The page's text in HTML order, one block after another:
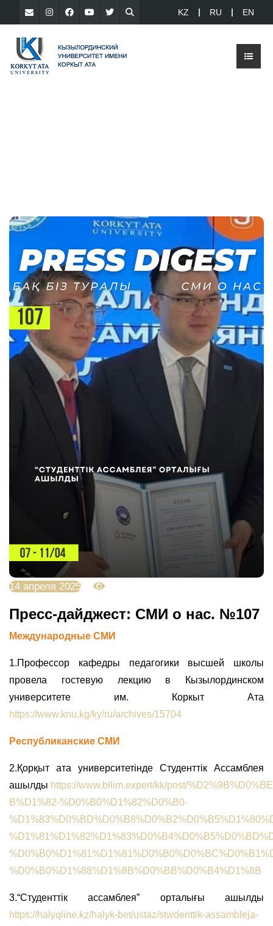
KZ RU EN
14 апреля 2025
Пресс-дайджест: СМИ о нас. №107
Международные СМИ
1.Профессор кафедры педагогики высшей школы
провела гостевую лекцию в Кызылординском
университете им. Коркыт Ата
https://www.knu.kg/ky/ru/archives/15704
Республиканские СМИ
2.Қорқыт ата университетінде Студенттік Ассамблея
ашылды https://www.bilim.expert/kk/post/
B%D1%82-%D0%B0%D1%82%D0%B0-
%D0%B0%D1%88%D1%8B%D0%BB%D0%B4%D1%8B
3.“Студенттік ассамблея” орталығы ашылды
https://halyqline.kz/halyk-bet/ustaz/stwdenttik-assambleja-